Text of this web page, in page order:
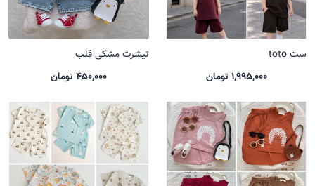
ست toto
1,995,000 تومان
تیشرت مشکی قلب
450,000 تومان